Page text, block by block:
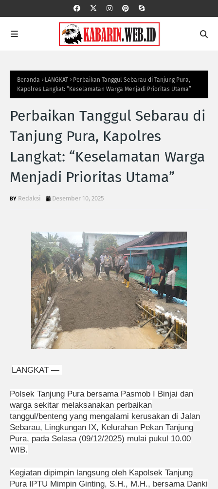
Beranda LANGKAT
Perbaikan Tanggul Sebarau di Tanjung Pura,
Kapolres Langkat: “Keselamatan Warga Menjadi Prioritas Utama”
Perbaikan Tanggul Sebarau di
Tanjung Pura, Kapolres
Langkat: “Keselamatan Warga
Menjadi Prioritas Utama”
Redaksi Desember 10, 2025
LANGKAT —
Polsek Tanjung Pura bersama Pasmob I Binjai dan
warga sekitar melaksanakan perbaikan
tanggul/benteng yang mengalami kerusakan di Jalan
Sebarau, Lingkungan IX, Kelurahan Pekan Tanjung
Pura, pada Selasa (09/12/2025) mulai pukul 10.00
WIB.
Kegiatan dipimpin langsung oleh Kapolsek Tanjung
Pura IPTU Mimpin Ginting, S.H., M.H., bersama Danki